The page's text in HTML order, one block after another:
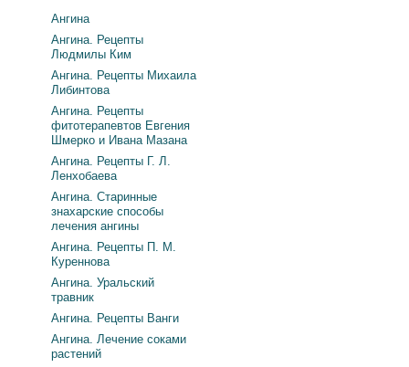
Ангина
Ангина. Рецепты
Людмилы Ким
Ангина. Рецепты Михаила
Либинтова
Ангина. Рецепты
фитотерапевтов Евгения
Шмерко и Ивана Мазана
Ангина. Рецепты Г. Л.
Ленхобаева
Ангина. Старинные
знахарские способы
лечения ангины
Ангина. Рецепты П. М.
Куреннова
Ангина. Уральский
травник
Ангина. Рецепты Ванги
Ангина. Лечение соками
растений